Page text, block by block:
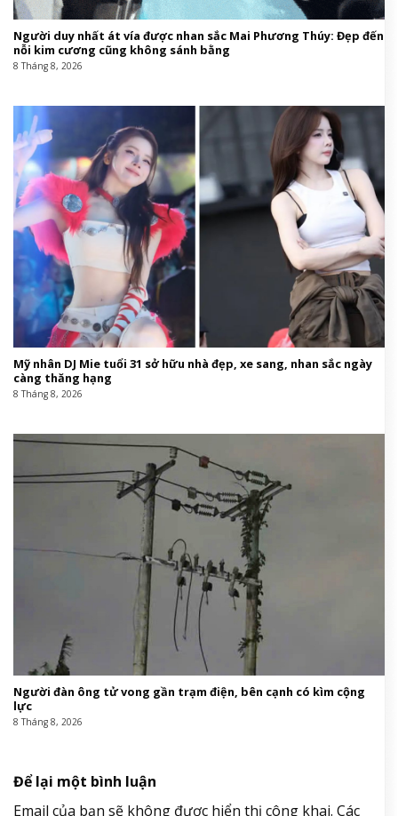
Người duy nhất át vía được nhan sắc Mai Phương Thúy: Đẹp đến
nỗi kim cương cũng không sánh bằng
8 Tháng 8, 2026
Mỹ nhân DJ Mie tuổi 31 sở hữu nhà đẹp, xe sang, nhan sắc ngày
càng thăng hạng
8 Tháng 8, 2026
Người đàn ông tử vong gần trạm điện, bên cạnh có kìm cộng
lực
8 Tháng 8, 2026
Để lại một bình luận
Email của bạn sẽ không được hiển thị công khai. Các